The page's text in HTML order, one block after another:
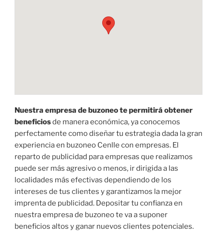
Nuestra empresa de buzoneo te permitirá obtener
beneficiosde manera económica, ya conocemos
perfectamente como diseñar tu estrategia dada la gran
experiencia en buzoneo Cenlle con empresas. El
reparto de publicidad para empresas que realizamos
puede ser más agresivo o menos, ir dirigida a las
localidades más efectivas dependiendo de los
intereses de tus clientes y garantizamos la mejor
imprenta de publicidad. Depositar tu confianza en
nuestra empresa de buzoneo te va a suponer
beneficios altos y ganar nuevos clientes potenciales.